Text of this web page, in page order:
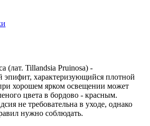
(лат. Tillandsia Pruinosa) -
эпифит, характеризующийся плотной
хорошем ярком освещении может
цвета в бордово - красным.
не требовательна в уходе, однако
нужно соблюдать.